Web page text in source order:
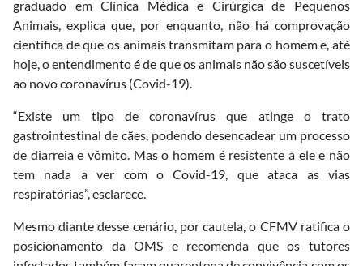
graduado em Clínica Médica e Cirúrgica de Pequenos
Animais, explica que, por enquanto, não há comprovação
científica de que os animais transmitam para o homem e, até
hoje, o entendimento é de que os animais não são suscetíveis
ao novo coronavírus (Covid-19).
“Existe um tipo de coronavírus que atinge o trato
gastrointestinal de cães, podendo desencadear um processo
de diarreia e vômito. Mas o homem é resistente a ele e não
tem nada a ver com o Covid-19, que ataca as vias
respiratórias”, esclarece.
Mesmo diante desse cenário, por cautela, o CFMV ratifica o
posicionamento da OMS e recomenda que os tutores